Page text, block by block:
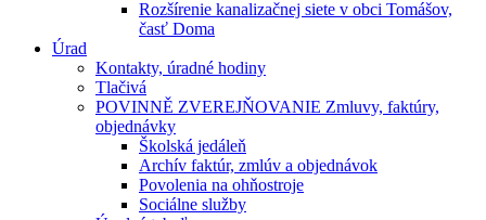
Rozšírenie kanalizačnej siete v obci Tomášov,
časť Doma
Úrad
Kontakty, úradné hodiny
Tlačivá
POVINNĚ ZVEREJŇOVANIE Zmluvy, faktúry,
objednávky
Školská jedáleň
Archív faktúr, zmlúv a objednávok
Povolenia na ohňostroje
Sociálne služby